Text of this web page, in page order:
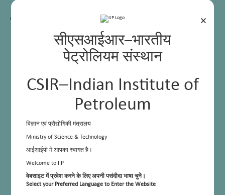
×
सीएसआईआर–भारतीय
पेट्रोलियम संस्थान
CSIR–Indian Institute of
Petroleum
विज्ञान एवं प्रौद्योगिकी मंत्रालय
Ministry of Science & Technology
आईआईपी में आपका स्वागत है।
Welcome to IIP
वेबसाइट में प्रवेश करने के लिए अपनी पसंदीदा भाषा चुनें।
Select your Preferred Language to Enter the Website
Content not available.